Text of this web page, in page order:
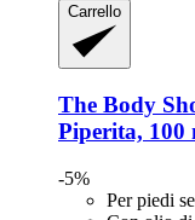
Carrello
The Body
Piperita, 100
-5%
Per piedi